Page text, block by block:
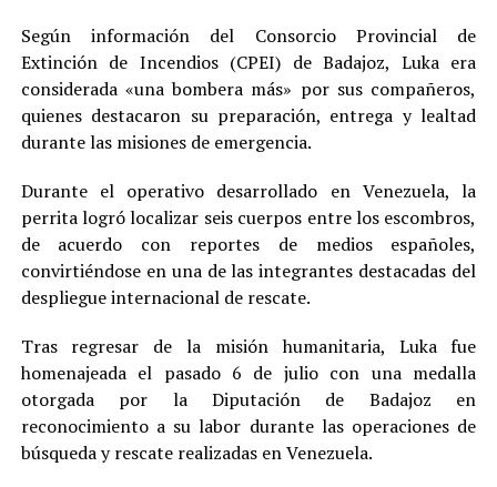
Según información del Consorcio Provincial de
Extinción de Incendios (CPEI) de Badajoz, Luka era
considerada «una bombera más» por sus compañeros,
quienes destacaron su preparación, entrega y lealtad
durante las misiones de emergencia.
Durante el operativo desarrollado en Venezuela, la
perrita logró localizar seis cuerpos entre los escombros,
de acuerdo con reportes de medios españoles,
convirtiéndose en una de las integrantes destacadas del
despliegue internacional de rescate.
Tras regresar de la misión humanitaria, Luka fue
homenajeada el pasado 6 de julio con una medalla
otorgada por la Diputación de Badajoz en
reconocimiento a su labor durante las operaciones de
búsqueda y rescate realizadas en Venezuela.